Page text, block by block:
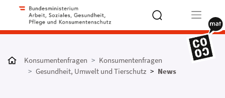
more
characters
Konsumentenfragen
Konsumentenfragen
Gesundheit, Umwelt und Tierschutz
News